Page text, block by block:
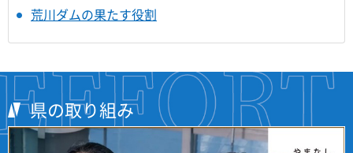
荒川ダムの果たす役割
県の取り組み